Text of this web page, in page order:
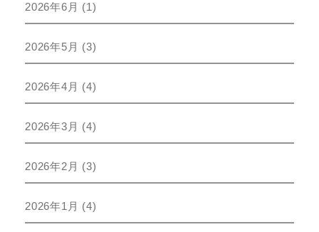
2026年6月 (1)
2026年5月 (3)
2026年4月 (4)
2026年3月 (4)
2026年2月 (3)
2026年1月 (4)